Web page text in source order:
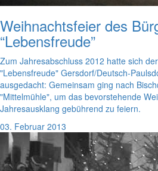
Weihnachtsfeier des
“Lebensfreude”
Zum Jahresabschluss 2012 hatte sich
"Lebensfreude" Gersdorf/Deutsch-
ausgedacht: Gemeinsam ging nach
"Mittelmühle", um das bevorstehende
Jahresausklang gebührend zu feiern.
03. Februar 2013